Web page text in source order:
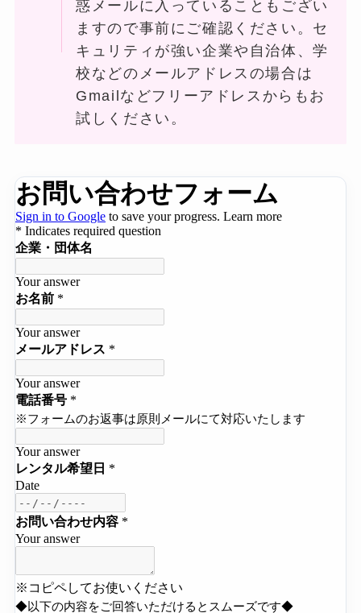
惑メールに入っていることもござい
ますので事前にご確認ください。セ
キュリティが強い企業や自治体、学
校などのメールアドレスの場合は
Gmailなどフリーアドレスからもお
試しください。